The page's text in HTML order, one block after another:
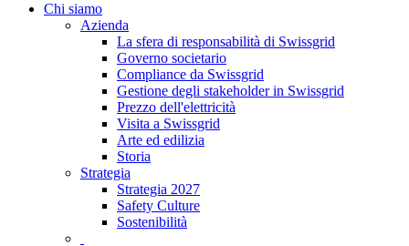
Chi siamo
Azienda
La sfera di responsabilità di Swissgrid
Governo societario
Compliance da Swissgrid
Gestione degli stakeholder in Swissgrid
Prezzo dell'elettricità
Visita a Swissgrid
Arte ed edilizia
Storia
Strategia
Strategia 2027
Safety Culture
Sostenibilità